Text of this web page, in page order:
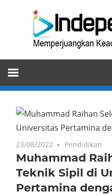
Memperjuangkan
Keadilan
dan
Kebenaran
23/08/2022 Pendidikan
Muhammad
Teknik Sipil di
Pertamina